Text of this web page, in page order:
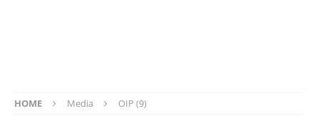
HOME Media OIP (9)